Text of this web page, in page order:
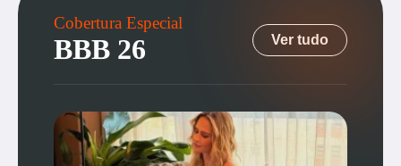
Cobertura Especial
BBB 26 Ver tudo